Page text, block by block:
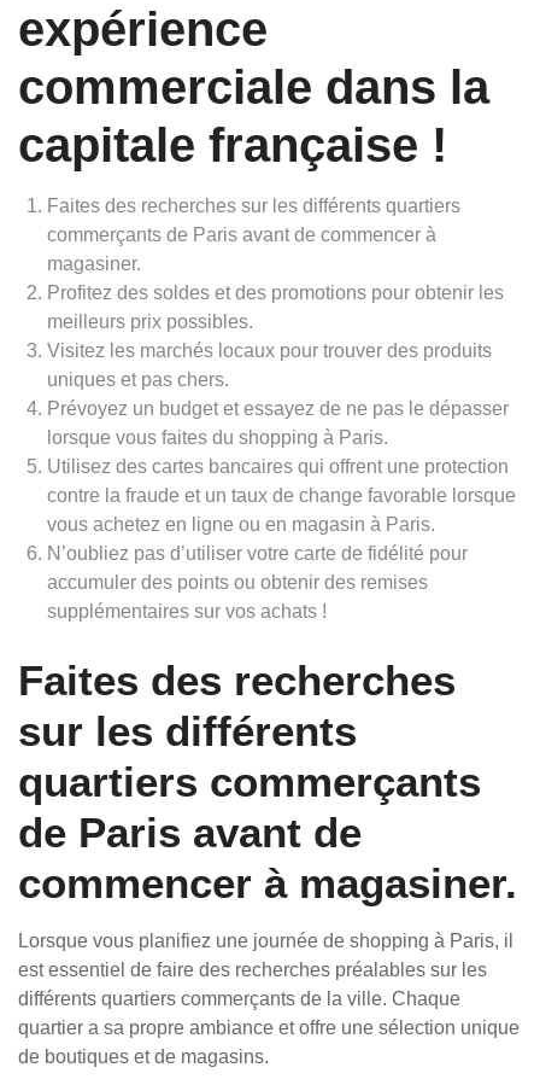
expérience
commerciale dans la
capitale française !
Faites des recherches sur les différents quartiers
commerçants de Paris avant de commencer à
magasiner.
Profitez des soldes et des promotions pour obtenir les
meilleurs prix possibles.
Visitez les marchés locaux pour trouver des produits
uniques et pas chers.
Prévoyez un budget et essayez de ne pas le dépasser
lorsque vous faites du shopping à Paris.
Utilisez des cartes bancaires qui offrent une protection
contre la fraude et un taux de change favorable lorsque
vous achetez en ligne ou en magasin à Paris.
N’oubliez pas d’utiliser votre carte de fidélité pour
accumuler des points ou obtenir des remises
supplémentaires sur vos achats !
Faites des recherches
sur les différents
quartiers commerçants
de Paris avant de
commencer à magasiner.
Lorsque vous planifiez une journée de shopping à Paris, il
est essentiel de faire des recherches préalables sur les
différents quartiers commerçants de la ville. Chaque
quartier a sa propre ambiance et offre une sélection unique
de boutiques et de magasins.